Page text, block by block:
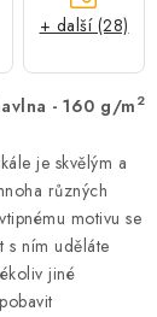
- 160 g/m2
je skvělým a
různých
motivu se
s ním uděláte
jiné
+ další (28)